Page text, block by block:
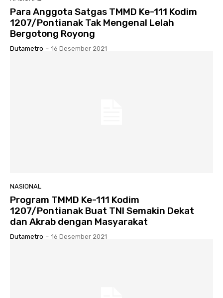
Para Anggota Satgas TMMD Ke-111 Kodim
1207/Pontianak Tak Mengenal Lelah
Bergotong Royong
Dutametro - 16 Desember 2021
NASIONAL
Program TMMD Ke-111 Kodim
1207/Pontianak Buat TNI Semakin Dekat
dan Akrab dengan Masyarakat
Dutametro - 16 Desember 2021